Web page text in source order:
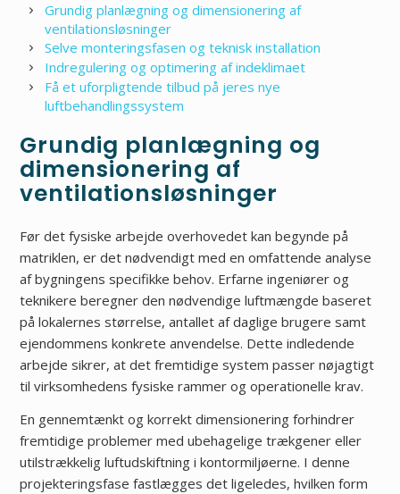
Grundig planlægning og dimensionering af
ventilationsløsninger
Selve monteringsfasen og teknisk installation
Indregulering og optimering af indeklimaet
Få et uforpligtende tilbud på jeres nye
luftbehandlingssystem
Grundig planlægning og
dimensionering af
ventilationsløsninger
Før det fysiske arbejde overhovedet kan begynde på
matriklen, er det nødvendigt med en omfattende analyse
af bygningens specifikke behov. Erfarne ingeniører og
teknikere beregner den nødvendige luftmængde baseret
på lokalernes størrelse, antallet af daglige brugere samt
ejendommens konkrete anvendelse. Dette indledende
arbejde sikrer, at det fremtidige system passer nøjagtigt
til virksomhedens fysiske rammer og operationelle krav.
En gennemtænkt og korrekt dimensionering forhindrer
fremtidige problemer med ubehagelige trækgener eller
utilstrækkelig luftudskiftning i kontormiljøerne. I denne
projekteringsfase fastlægges det ligeledes, hvilken form